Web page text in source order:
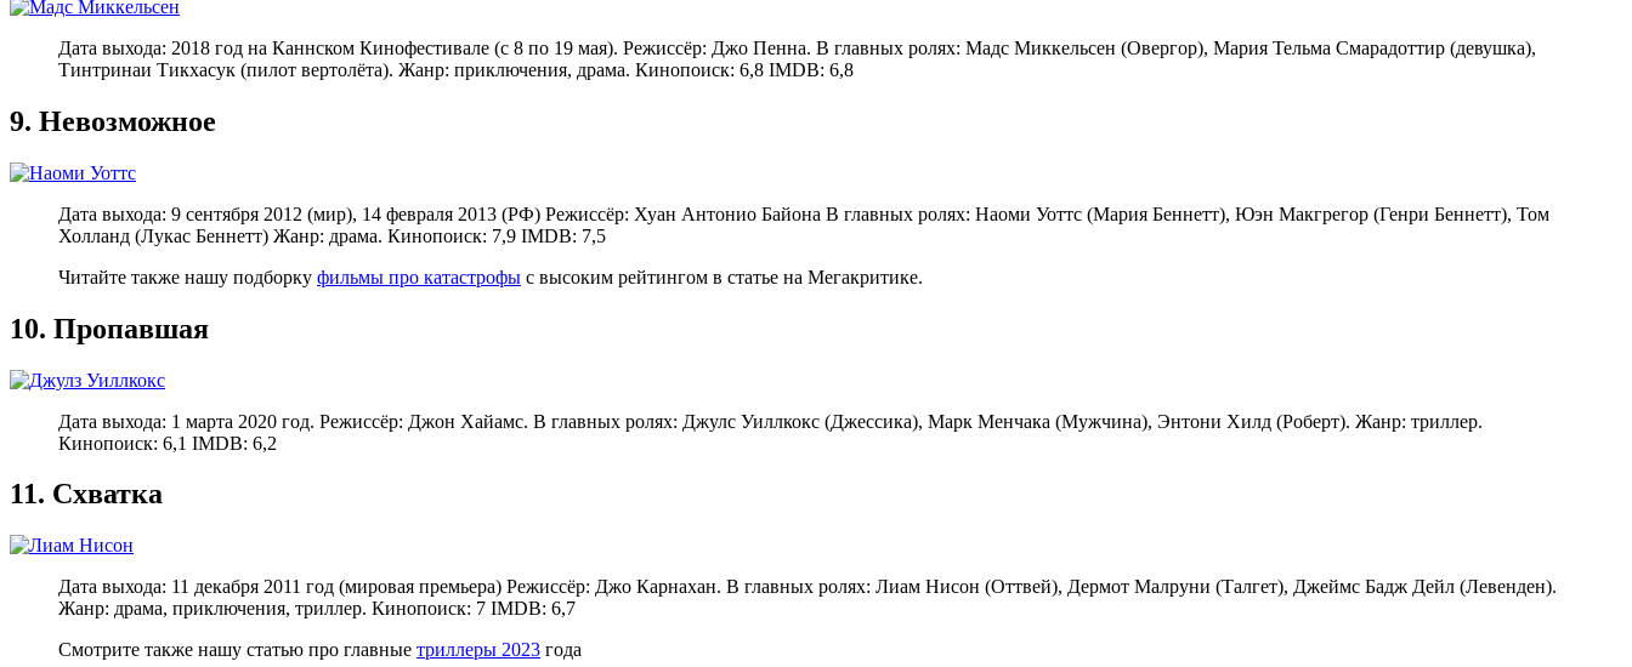
Дата выхода: 2018 год на Каннском Кинофестивале (с 8 по 19 мая). Режиссёр: Джо Пенна. В главных ролях: Мадс Миккельсен (Овергор), Мария Тельма Смарадоттир (девушка),
Тинтринаи Тикхасук (пилот вертолёта). Жанр: приключения, драма. Кинопоиск: 6,8 IMDB: 6,8
9. Невозможное
Дата выхода: 9 сентября 2012 (мир), 14 февраля 2013 (РФ) Режиссёр: Хуан Антонио Байона В главных ролях: Наоми Уоттс (Мария Беннетт), Юэн Макгрегор (Генри Беннетт), Том
Холланд (Лукас Беннетт) Жанр: драма. Кинопоиск: 7,9 IMDB: 7,5
Читайте также нашу подборку фильмы про катастрофы с высоким рейтингом в статье на Мегакритике.
10. Пропавшая
Дата выхода: 1 марта 2020 год. Режиссёр: Джон Хайамс. В главных ролях: Джулс Уиллкокс (Джессика), Марк Менчака (Мужчина), Энтони Хилд (Роберт). Жанр: триллер.
Кинопоиск: 6,1 IMDB: 6,2
11. Схватка
Дата выхода: 11 декабря 2011 год (мировая премьера) Режиссёр: Джо Карнахан. В главных ролях: Лиам Нисон (Оттвей), Дермот Малруни (Талгет), Джеймс Бадж Дейл (Левенден).
Жанр: драма, приключения, триллер. Кинопоиск: 7 IMDB: 6,7
Смотрите также нашу статью про главные триллеры 2023 года